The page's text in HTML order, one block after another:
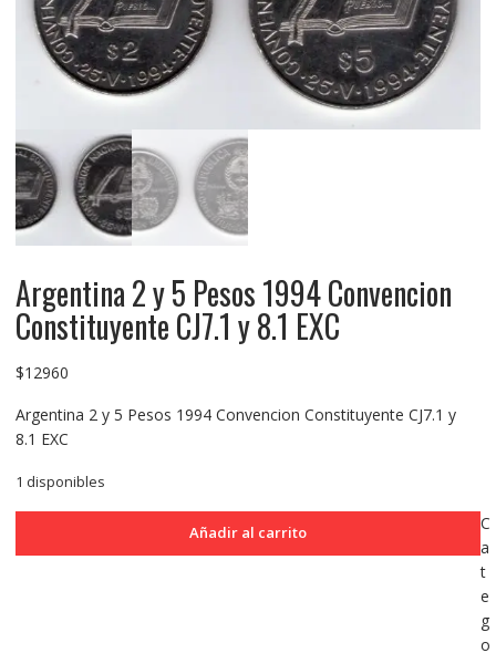
Argentina 2 y 5 Pesos 1994 Convencion
Constituyente CJ7.1 y 8.1 EXC
$12960
Argentina 2 y 5 Pesos 1994 Convencion Constituyente CJ7.1 y
8.1 EXC
1 disponibles
Añadir al carrito
C
a
t
e
g
o